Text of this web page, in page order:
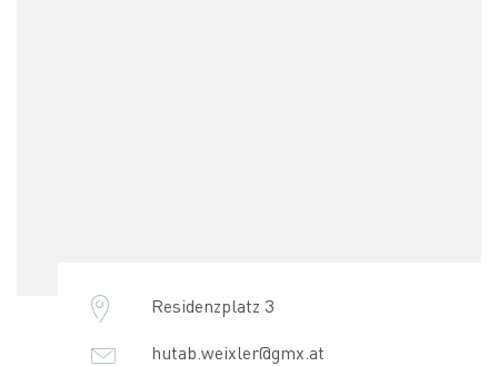
Residenzplatz 3
hutab.weixler@gmx.at